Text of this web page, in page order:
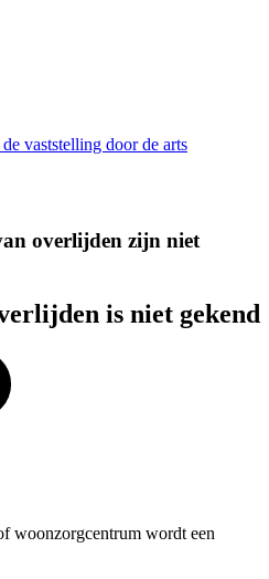
vaststelling door de arts
overlijden zijn niet
is niet gekend
woonzorgcentrum wordt een